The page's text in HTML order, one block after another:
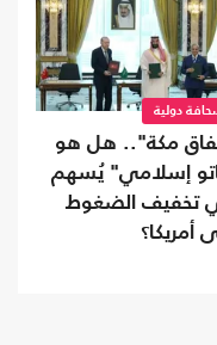
دولية
مكة".. هل هو
إسلامي" يُسهم
تخفيف الضغوط
أمريكا؟